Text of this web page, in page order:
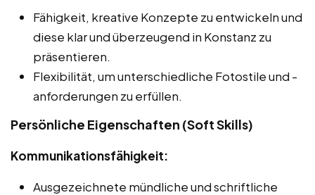
Fähigkeit, kreative Konzepte zu entwickeln und
diese klar und überzeugend in Konstanz zu
präsentieren.
Flexibilität, um unterschiedliche Fotostile und -
anforderungen zu erfüllen.
Persönliche Eigenschaften (Soft Skills)
Kommunikationsfähigkeit:
Ausgezeichnete mündliche und schriftliche